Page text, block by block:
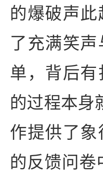
的爆破声
了充满笑
单，背后
的过程本身
作提供了
的反馈问卷